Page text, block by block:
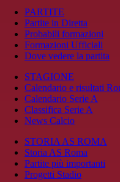
PARTITE
Partite in Diretta
Probabili formazioni
Formazioni Ufficiali
Dove vedere la partita
STAGIONE
Calendario e risultati
Calendario Serie A
Classifica Serie A
News Calcio
STORIA AS ROMA
Storia AS Roma
Partite più importanti
Progetti Stadio